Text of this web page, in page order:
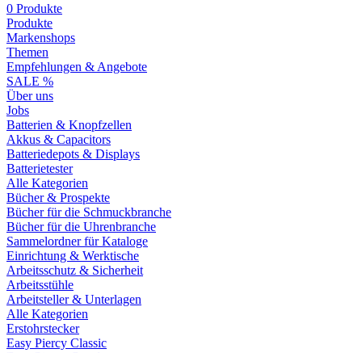
0 Produkte
Produkte
Markenshops
Themen
Empfehlungen & Angebote
SALE %
Über uns
Jobs
Batterien & Knopfzellen
Akkus & Capacitors
Batteriedepots & Displays
Batterietester
Alle Kategorien
Bücher & Prospekte
Bücher für die Schmuckbranche
Bücher für die Uhrenbranche
Sammelordner für Kataloge
Einrichtung & Werktische
Arbeitsschutz & Sicherheit
Arbeitsstühle
Arbeitsteller & Unterlagen
Alle Kategorien
Erstohrstecker
Easy Piercy Classic